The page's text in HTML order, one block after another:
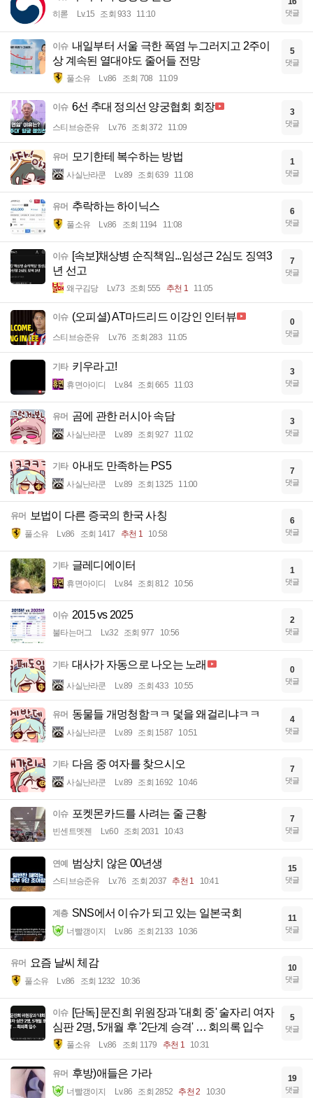
히롣 Lv.15 조회 933 11:10 댓글
이슈 내일부터 서울 극한 폭염 누그러지고 2주이
상 계속된 열대야도 줄어들 전망
풀소유 Lv.86 조회 708 11:09
5
댓글
이슈 6선 추대 정의선 양궁협회 회장
스티브승준유 Lv.76 조회 372 11:09
3
댓글
유머 모기한테 복수하는 방법
사실난라쿤 Lv.89 조회 639 11:08
1
댓글
유머 추락하는 하이닉스
풀소유 Lv.86 조회 1194 11:08
6
댓글
이슈 [속보]채상병 순직책임...임성근 2심도 징역3
년 선고
왜구김당 Lv.73 조회 555 추천 1 11:05
7
댓글
이슈 (오피셜) AT마드리드 이강인 인터뷰
스티브승준유 Lv.76 조회 283 11:05
0
댓글
기타 키우라고!
휴면아이디 Lv.84 조회 665 11:03
3
댓글
유머 곰에 관한 러시아 속담
사실난라쿤 Lv.89 조회 927 11:02
3
댓글
기타 아내도 만족하는 PS5
사실난라쿤 Lv.89 조회 1325 11:00
7
댓글
유머 보법이 다른 증국의 한국 사칭
풀소유 Lv.86 조회 1417 추천 1 10:58
6
댓글
기타 글레디에이터
휴면아이디 Lv.84 조회 812 10:56
1
댓글
이슈 2015 vs 2025
불타는머그 Lv.32 조회 977 10:56
2
댓글
기타 대사가 자동으로 나오는 노래
사실난라쿤 Lv.89 조회 433 10:55
0
댓글
유머 동물들 개멍청함ㅋㅋ 덫을 왜걸리냐ㅋㅋ
사실난라쿤 Lv.89 조회 1587 10:51
4
댓글
기타 다음 중 여자를 찾으시오
사실난라쿤 Lv.89 조회 1692 10:46
7
댓글
이슈 포켓몬카드를 사려는 줄 근황
빈센트멧젠 Lv.60 조회 2031 10:43
7
댓글
연예 범상치 않은 00년생
스티브승준유 Lv.76 조회 2037 추천 1 10:41
15
댓글
계층 SNS에서 이슈가 되고 있는 일본국회
너빨갱이지 Lv.86 조회 2133 10:36
11
댓글
유머 요즘 날씨 체감
풀소유 Lv.86 조회 1232 10:36
10
댓글
이슈 [단독] 문진희 위원장과 '대회 중' 술자리 여자
심판 2명, 5개월 후 '2단계 승격' … 회의록 입수
풀소유 Lv.86 조회 1179 추천 1 10:31
5
댓글
유머 후방)애들은 가라
너빨갱이지 Lv.86 조회 2852 추천 2 10:30
19
댓글